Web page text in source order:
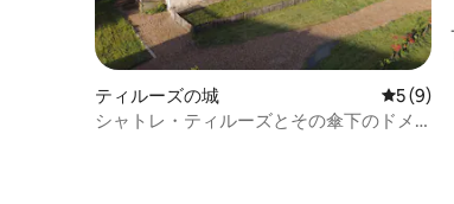
ティルーズの城 レビュ
5 (9)
シャトレ・ティルーズとその傘下のドメ